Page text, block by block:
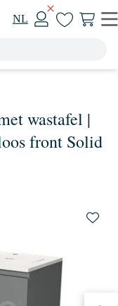
NL
wastafel |
front Solid